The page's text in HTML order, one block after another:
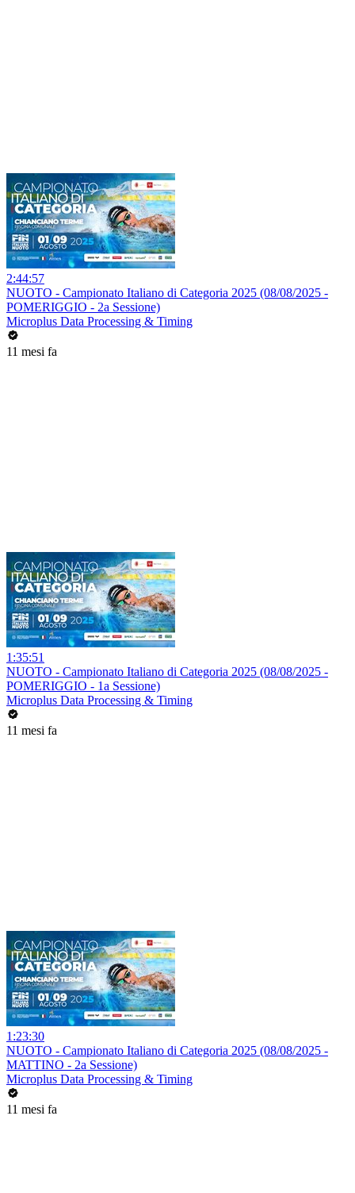
2:44:57
NUOTO - Campionato Italiano di Categoria 2025 (08/08/2025 -
POMERIGGIO - 2a Sessione)
Microplus Data Processing & Timing
11 mesi fa
1:35:51
NUOTO - Campionato Italiano di Categoria 2025 (08/08/2025 -
POMERIGGIO - 1a Sessione)
Microplus Data Processing & Timing
11 mesi fa
1:23:30
NUOTO - Campionato Italiano di Categoria 2025 (08/08/2025 -
MATTINO - 2a Sessione)
Microplus Data Processing & Timing
11 mesi fa